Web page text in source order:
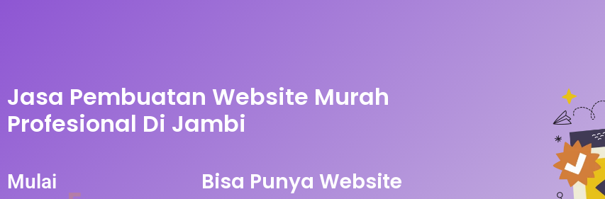
Jasa Pembuatan Website Murah
Profesional Di Jambi
Mulai Bisa Punya Website